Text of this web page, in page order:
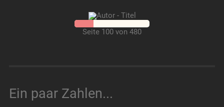
Seite 100 von 480
Ein paar Zahlen...